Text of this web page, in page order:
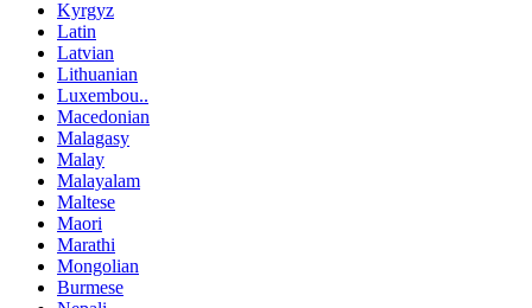
Kyrgyz
Latin
Latvian
Lithuanian
Luxembou..
Macedonian
Malagasy
Malay
Malayalam
Maltese
Maori
Marathi
Mongolian
Burmese